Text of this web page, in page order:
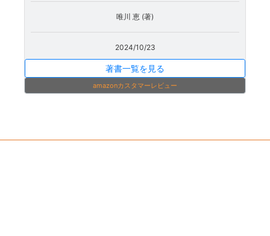
唯川 恵 (著)
2024/10/23
著書一覧を見る
amazonカスタマーレビュー